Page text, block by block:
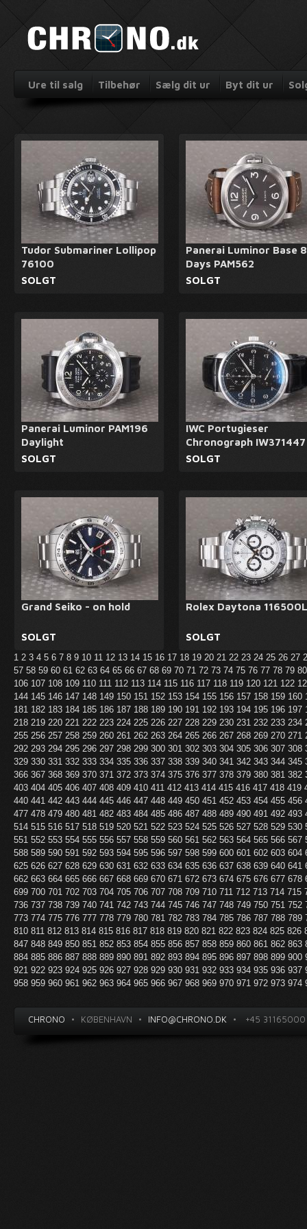
Ure til salg Tilbehør Sælg dit ur Byt dit ur
Tudor Submariner Lollipop
76100
SOLGT
Panerai Luminor Base 8
Days PAM562
SOLGT
Panerai Luminor PAM196
Daylight
SOLGT
IWC Portugieser
Chronograph IW371447
SOLGT
Grand Seiko - on hold
SOLGT
Rolex Daytona
SOLGT
1 2 3 4 5 6 7 8 9 10 11 12 13 14 15 16 17 18 19 20 21 22 23 24 25 26 27
57 58 59 60 61 62 63 64 65 66 67 68 69 70 71 72 73 74 75 76 77 78 79
106 107 108 109 110 111 112 113 114 115 116 117 118 119 120 121 122
144 145 146 147 148 149 150 151 152 153 154 155 156 157 158 159 160
181 182 183 184 185 186 187 188 189 190 191 192 193 194 195 196 197
218 219 220 221 222 223 224 225 226 227 228 229 230 231 232 233 234
255 256 257 258 259 260 261 262 263 264 265 266 267 268 269 270 271
292 293 294 295 296 297 298 299 300 301 302 303 304 305 306 307 308
329 330 331 332 333 334 335 336 337 338 339 340 341 342 343 344 345
366 367 368 369 370 371 372 373 374 375 376 377 378 379 380 381 382
403 404 405 406 407 408 409 410 411 412 413 414 415 416 417 418 419
440 441 442 443 444 445 446 447 448 449 450 451 452 453 454 455 456
477 478 479 480 481 482 483 484 485 486 487 488 489 490 491 492 493
514 515 516 517 518 519 520 521 522 523 524 525 526 527 528 529 530
551 552 553 554 555 556 557 558 559 560 561 562 563 564 565 566 567
588 589 590 591 592 593 594 595 596 597 598 599 600 601 602 603 604
625 626 627 628 629 630 631 632 633 634 635 636 637 638 639 640 641
662 663 664 665 666 667 668 669 670 671 672 673 674 675 676 677 678
699 700 701 702 703 704 705 706 707 708 709 710 711 712 713 714 715
736 737 738 739 740 741 742 743 744 745 746 747 748 749 750 751 752
773 774 775 776 777 778 779 780 781 782 783 784 785 786 787 788 789
810 811 812 813 814 815 816 817 818 819 820 821 822 823 824 825 826
847 848 849 850 851 852 853 854 855 856 857 858 859 860 861 862 863
884 885 886 887 888 889 890 891 892 893 894 895 896 897 898 899 900
921 922 923 924 925 926 927 928 929 930 931 932 933 934 935 936 937
958 959 960 961 962 963 964 965 966 967 968 969 970 971 972 973 974
CHRONO • KØBENHAVN • INFO@CHRONO.DK • +45 31165000